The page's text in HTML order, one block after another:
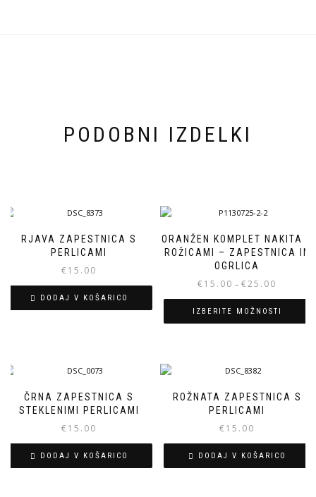
PODOBNI IZDELKI
RJAVA ZAPESTNICA S
PERLICAMI
€15.00
DODAJ V KOŠARICO
ORANŽEN KOMPLET NAKITA Z
ROŽICAMI – ZAPESTNICA IN
OGRLICA
€15.00 – €25.00
od
€15.00
IZBERITE MOŽNOSTI
različic.
Možnosti
ČRNA ZAPESTNICA S
STEKLENIMI PERLICAMI
€15.00
DODAJ V KOŠARICO
ROŽNATA ZAPESTNICA S
PERLICAMI
€15.00
DODAJ V KOŠARICO